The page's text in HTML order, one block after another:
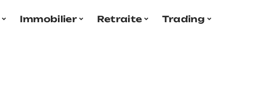
Immobilier Retraite
Trading